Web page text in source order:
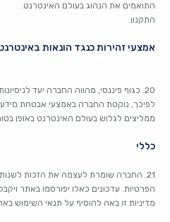
התואמים את הנהוג בעולם האינטרנט.
התקנון.
אמצעי זהירות כנגד הונאות
20. כגוף פיננסי, מהווה החברה יעד
לפיכך, נוקטת החברה באמצעי אבטחת מידע
ממליצים לגלוש בעולם האינטרנט באופן
כללי
21. החברה שומרת לעצמה את הזכות
הפרטיות. עדכונים כאלו יפורסמו באתר
מדיניות זו באה להוסיף על תנאי השימוש